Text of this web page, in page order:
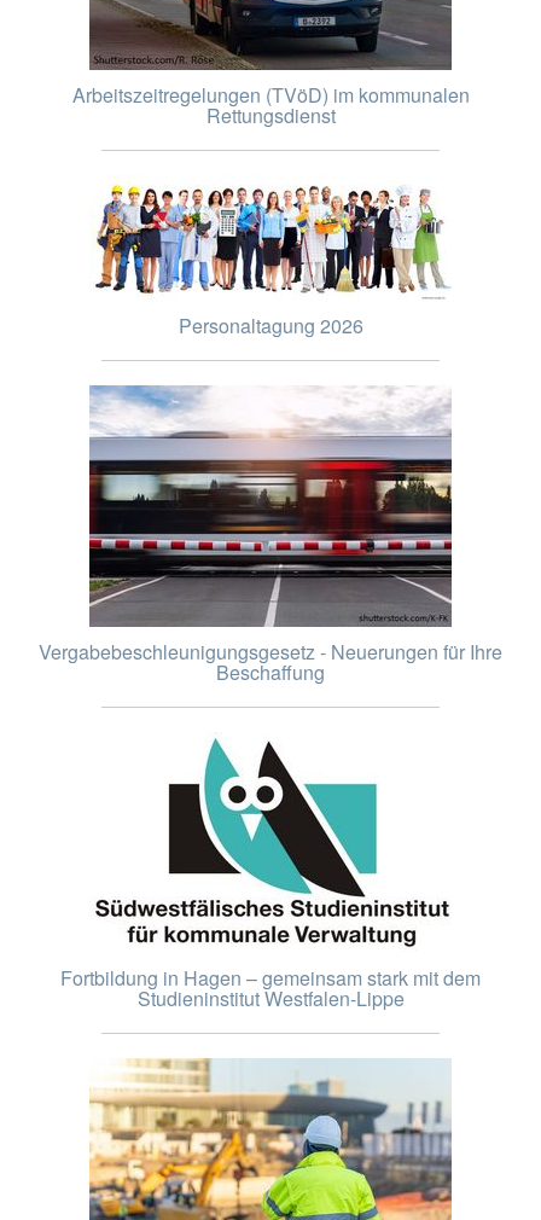
Arbeitszeitregelungen (TVöD) im kommunalen
Rettungsdienst
Personaltagung 2026
Vergabebeschleunigungsgesetz - Neuerungen für Ihre
Beschaffung
Fortbildung in Hagen – gemeinsam stark mit dem
Studieninstitut Westfalen-Lippe